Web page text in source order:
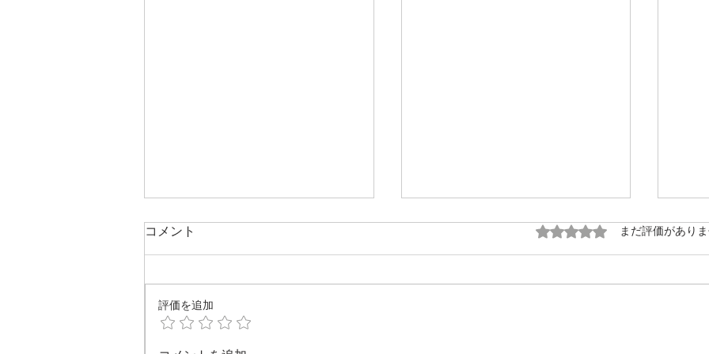
海へぶらっと 東京
コメント 5つ星のうち0と評価されて
まだ評価があり
評価を追加